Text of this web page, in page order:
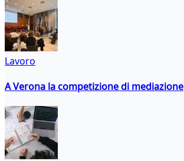
Lavoro
A Verona la competizione di mediazione